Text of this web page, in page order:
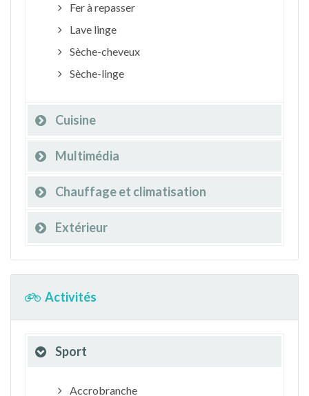
Fer à repasser
Lave linge
Sèche-cheveux
Sèche-linge
Cuisine
Multimédia
Chauffage et climatisation
Extérieur
Activités
Sport
Accrobranche